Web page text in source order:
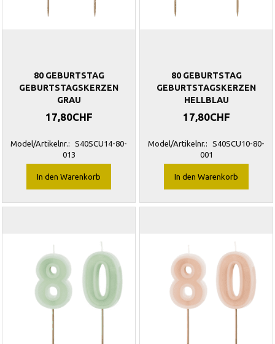
80 GEBURTSTAG
GEBURTSTAGSKERZEN
GRAU
17,80CHF
Model/Artikelnr.:
S40SCU14-80-
013
In den Warenkorb
80 GEBURTSTAG
GEBURTSTAGSKERZEN
HELLBLAU
17,80CHF
Model/Artikelnr.:
S40SCU10-80-
001
In den Warenkorb